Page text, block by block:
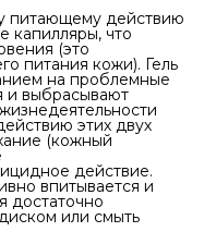
питающему действию
капилляры, что
(это
питания кожи). Гель
на проблемные
и выбрасывают
этих двух
(кожный
действие.
впитывается и
достаточно
или смыть